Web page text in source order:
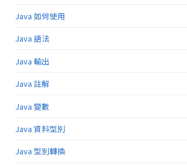
Java 如何使用
Java 語法
Java 輸出
Java 註解
Java 變數
Java 資料型別
Java 型別轉換